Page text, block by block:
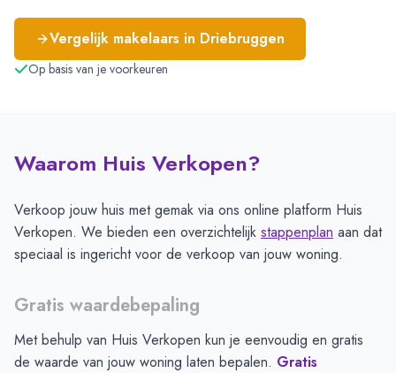
Vergelijk makelaars in Driebruggen
Op basis van je voorkeuren
Waarom Huis Verkopen?
Verkoop jouw huis met gemak via ons online platform Huis
Verkopen. We bieden een overzichtelijk stappenplan aan dat
speciaal is ingericht voor de verkoop van jouw woning.
Gratis waardebepaling
Met behulp van Huis Verkopen kun je eenvoudig en gratis
de waarde van jouw woning laten bepalen. Gratis